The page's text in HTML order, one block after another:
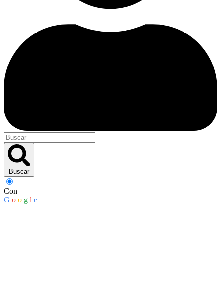
Buscar
Con
G o o g l e